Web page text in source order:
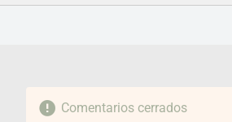
FACEBOOKTWITTERFLIPBOARD
E-
WHATSAPP
Comentarios cerrados